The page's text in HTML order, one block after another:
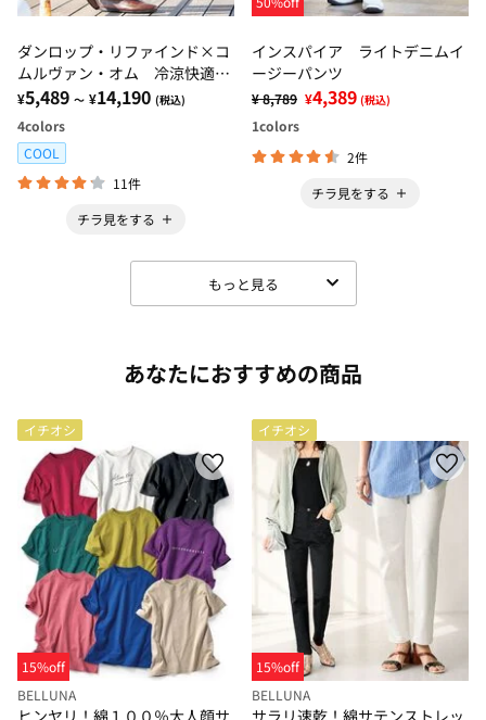
ダンロップ・リファインド×コ
ムルヴァン・オム 冷涼快適プ
レミアムジーンズ
¥5,489 ～ ¥14,190 (税込)
4colors
COOL
11件
チラ見をする
インスパイア ライトデニムイ
ージーパンツ
¥ 8,789 ¥4,389 (税込)
1colors
2件
チラ見をする
もっと見る
あなたにおすすめの商品
イチオシ
15%off
BELLUNA
ヒンヤリ！綿１００％大人顔サ
イチオシ
15%off
BELLUNA
サラリ速乾！綿サテンストレッ